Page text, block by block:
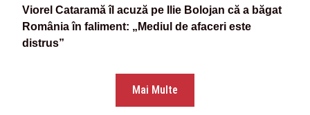
Viorel Cataramă îl acuză pe Ilie Bolojan că a băgat
România în faliment: „Mediul de afaceri este
distrus”
Mai Multe